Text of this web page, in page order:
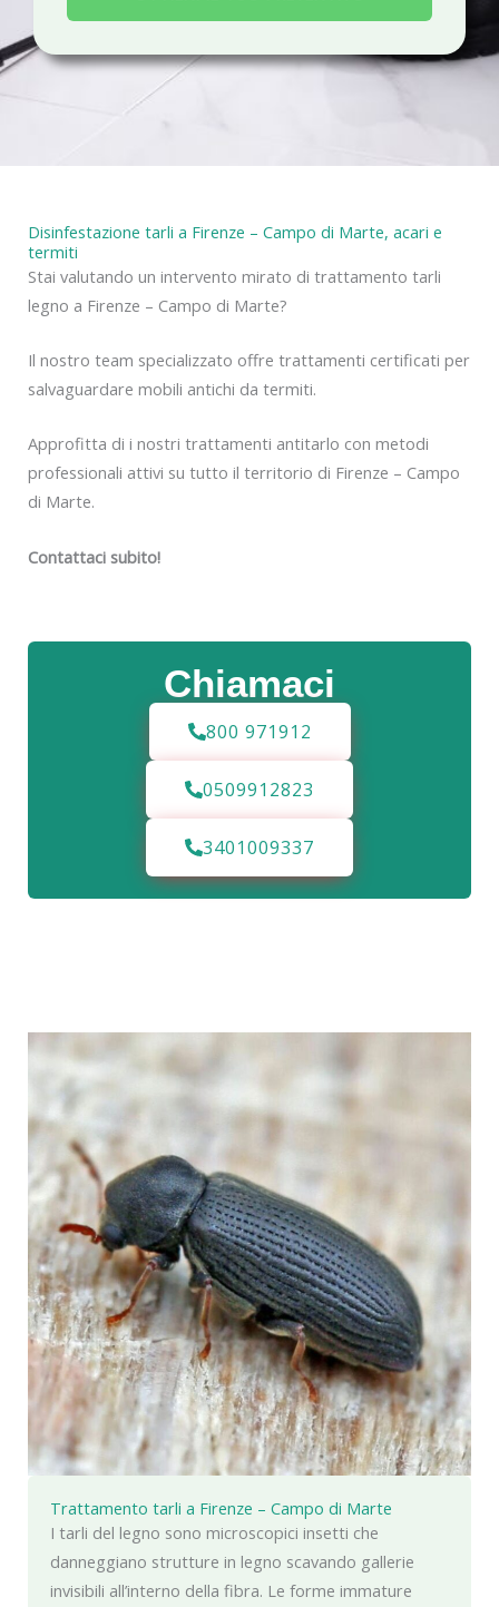
a
c
Chiamaci
800 971912
0509912823
3401009337
Disinfestazione tarli a Firenze – Campo di Marte, acari e
termiti
Stai valutando un intervento mirato di trattamento tarli
legno a Firenze – Campo di Marte?
Il nostro team specializzato offre trattamenti certificati per
salvaguardare mobili antichi da termiti.
Approfitta di i nostri trattamenti antitarlo con metodi
professionali attivi su tutto il territorio di Firenze – Campo
di Marte.
Contattaci subito!
Trattamento tarli a Firenze – Campo di Marte
I tarli del legno sono microscopici insetti che
danneggiano strutture in legno scavando gallerie
invisibili all’interno della fibra. Le forme immature